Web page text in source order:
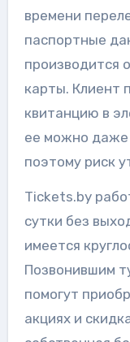
времени
паспортные
производится
карты. Клиент
квитанцию в
ее можно даже
поэтому риск
Tickets.by
сутки без
имеется
Позвонившим
помогут
акциях и